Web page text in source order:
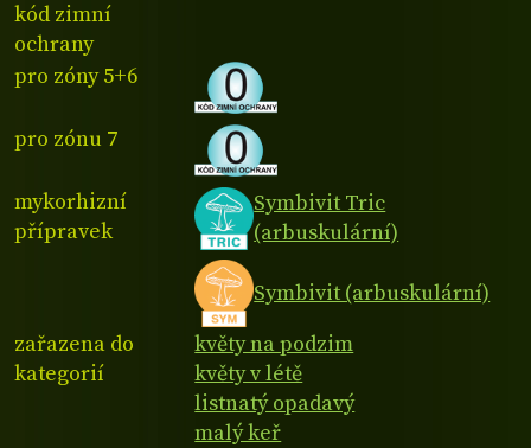
kód zimní
ochrany
pro zóny 5+6
pro zónu 7
mykorhizní
přípravek
Symbivit Tric
(arbuskulární)
Symbivit (arbuskulární)
zařazena do
kategorií
květy na podzim
květy v létě
listnatý opadavý
malý keř